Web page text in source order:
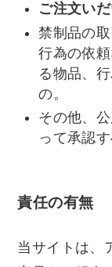
ご注文い
禁制品の
行為の依
る物品、
の。
その他、
って承認
責任の有無
当サイトは、